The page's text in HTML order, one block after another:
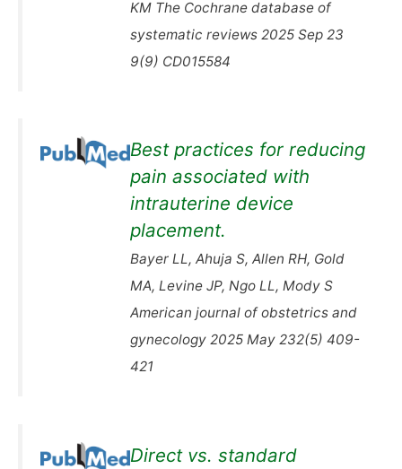
KM The Cochrane database of
systematic reviews 2025 Sep 23
9(9) CD015584
Best practices for reducing
pain associated with
intrauterine device
placement.
Bayer LL, Ahuja S, Allen RH, Gold
MA, Levine JP, Ngo LL, Mody S
American journal of obstetrics and
gynecology 2025 May 232(5) 409-
421
Direct vs. standard